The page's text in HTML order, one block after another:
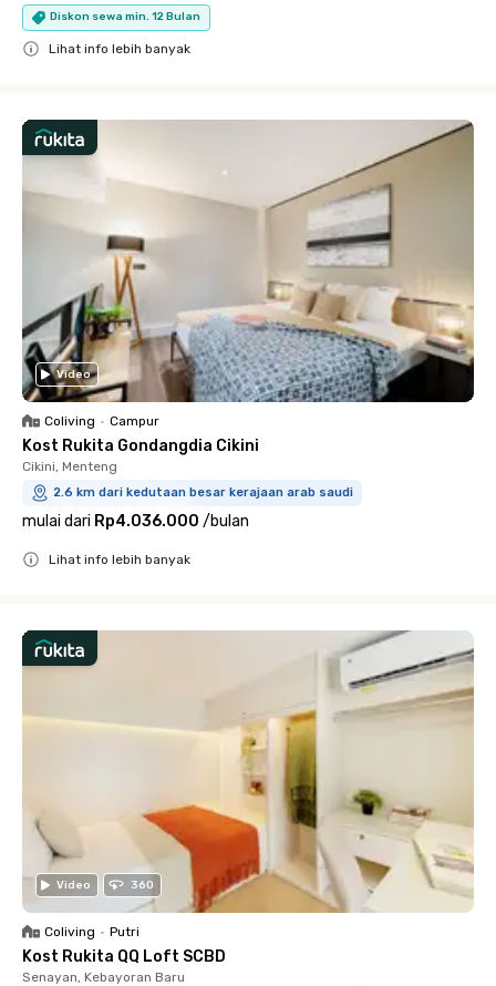
Diskon sewa min. 12 Bulan
Lihat info lebih banyak
Video
Coliving • Campur
Kost Rukita Gondangdia Cikini
Cikini, Menteng
2.6 km dari kedutaan besar kerajaan arab saudi
mulai dari Rp4.036.000 /bulan
Lihat info lebih banyak
Video 360
Coliving • Putri
Kost Rukita QQ Loft SCBD
Senayan, Kebayoran Baru